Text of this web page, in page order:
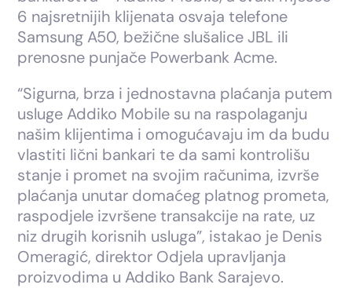
6 najsretnijih klijenata osvaja telefone
Samsung A50, bežične slušalice JBL ili
prenosne punjače Powerbank Acme.
“Sigurna, brza i jednostavna plaćanja putem
usluge Addiko Mobile su na raspolaganju
našim klijentima i omogućavaju im da budu
vlastiti lični bankari te da sami kontrolišu
stanje i promet na svojim računima, izvrše
plaćanja unutar domaćeg platnog prometa,
raspodjele izvršene transakcije na rate, uz
niz drugih korisnih usluga”, istakao je Denis
Omeragić, direktor Odjela upravljanja
proizvodima u Addiko Bank Sarajevo.